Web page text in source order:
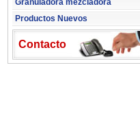
Granuladora mezcladora
Productos Nuevos
Contacto